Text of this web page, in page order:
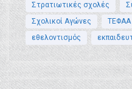
Στρατιωτικές σχολές
Σχολικοί Αγώνες
ΤΕΦΑΑ
εθελοντισμός